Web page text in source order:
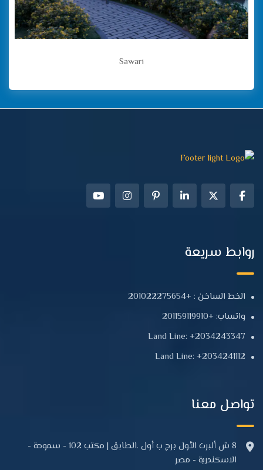
Sawari
روابط سريعة
الخط الساخن : +201022275654
واتساب: +201159119910
Land Line: +2034243347
Land Line: +2034241112
تواصل معنا
8 ش ألبرت الأول برج ب أول .الطابق | مكتب 102 - سموحة -
الاسكندرية - مصر